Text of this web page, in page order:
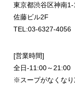
東京都渋谷区神南
佐藤ビル2F
TEL:03-6327-4056
[営業時間]
全日-11:00～21:00
※スープがなくなり